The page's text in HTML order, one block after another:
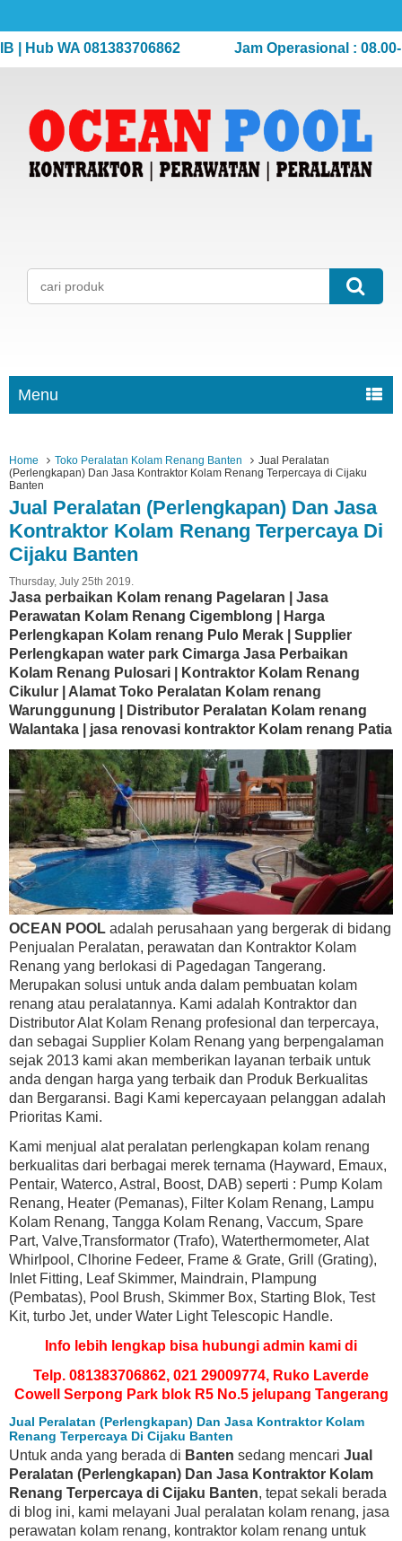
WA 081383706862 Jam Operasional : 08.00-
Menu
Home Toko Peralatan Kolam Renang Banten
Jual Peralatan
(Perlengkapan) Dan Jasa Kontraktor Kolam Renang Terpercaya di Cijaku
Banten
Jual Peralatan (Perlengkapan) Dan Jasa
Kontraktor Kolam Renang Terpercaya Di
Cijaku Banten
Thursday, July 25th 2019.
Jasa perbaikan Kolam renang Pagelaran | Jasa
Perawatan Kolam Renang Cigemblong | Harga
Perlengkapan Kolam renang Pulo Merak | Supplier
Perlengkapan water park Cimarga Jasa Perbaikan
Kolam Renang Pulosari | Kontraktor Kolam Renang
Cikulur | Alamat Toko Peralatan Kolam renang
Warunggunung | Distributor Peralatan Kolam renang
Walantaka | jasa renovasi kontraktor Kolam renang Patia
OCEAN POOL adalah perusahaan yang bergerak di bidang
Penjualan Peralatan, perawatan dan Kontraktor Kolam
Renang yang berlokasi di Pagedagan Tangerang.
Merupakan solusi untuk anda dalam pembuatan kolam
renang atau peralatannya. Kami adalah Kontraktor dan
Distributor Alat Kolam Renang profesional dan terpercaya,
dan sebagai Supplier Kolam Renang yang berpengalaman
sejak 2013 kami akan memberikan layanan terbaik untuk
anda dengan harga yang terbaik dan Produk Berkualitas
dan Bergaransi. Bagi Kami kepercayaan pelanggan adalah
Prioritas Kami.
Kami menjual alat peralatan perlengkapan kolam renang
berkualitas dari berbagai merek ternama (Hayward, Emaux,
Pentair, Waterco, Astral, Boost, DAB) seperti : Pump Kolam
Renang, Heater (Pemanas), Filter Kolam Renang, Lampu
Kolam Renang, Tangga Kolam Renang, Vaccum, Spare
Part, Valve,Transformator (Trafo), Waterthermometer, Alat
Whirlpool, Clhorine Fedeer, Frame & Grate, Grill (Grating),
Inlet Fitting, Leaf Skimmer, Maindrain, Plampung
(Pembatas), Pool Brush, Skimmer Box, Starting Blok, Test
Kit, turbo Jet, under Water Light Telescopic Handle.
Info lebih lengkap bisa hubungi admin kami di
Telp. 081383706862, 021 29009774, Ruko Laverde
Cowell Serpong Park blok R5 No.5 jelupang Tangerang
Jual Peralatan (Perlengkapan) Dan Jasa Kontraktor Kolam
Renang Terpercaya Di Cijaku Banten
Untuk anda yang berada di Banten sedang mencari Jual
Peralatan (Perlengkapan) Dan Jasa Kontraktor Kolam
Renang Terpercaya di Cijaku Banten, tepat sekali berada
di blog ini, kami melayani Jual peralatan kolam renang, jasa
perawatan kolam renang, kontraktor kolam renang untuk